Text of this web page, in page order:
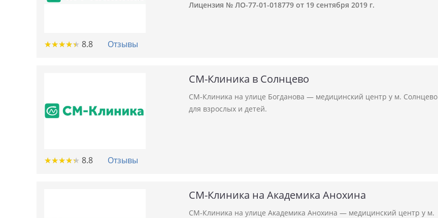
★★★★★
★★★★★ 8.8 Отзывы
Лицензия № ЛО-77-01-018779 от 19 сентября 2019 г.
★★★★★
★★★★★ 8.8 Отзывы
СМ-Клиника в Солнцево
СМ-Клиника на улице Богданова — медицинский центр у м. Солнцево
для взрослых и детей.
СМ-Клиника на Академика Анохина
СМ-Клиника на улице Академика Анохина — медицинский центр у м.